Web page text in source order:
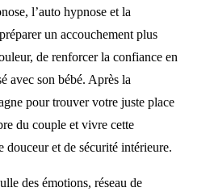
l’auto hypnose et la
un accouchement plus
de renforcer la confiance en
avec son bébé. Après la
pour trouver votre juste place
du couple et vivre cette
douceur et de sécurité intérieure.
des émotions, réseau de